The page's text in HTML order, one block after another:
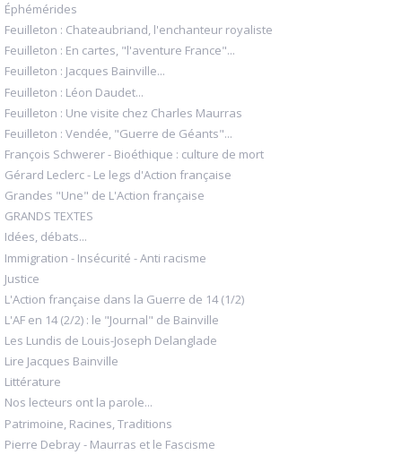
Éphémérides
Feuilleton : Chateaubriand, l'enchanteur royaliste
Feuilleton : En cartes, "l'aventure France"...
Feuilleton : Jacques Bainville...
Feuilleton : Léon Daudet...
Feuilleton : Une visite chez Charles Maurras
Feuilleton : Vendée, "Guerre de Géants"...
François Schwerer - Bioéthique : culture de mort
Gérard Leclerc - Le legs d'Action française
Grandes "Une" de L'Action française
GRANDS TEXTES
Idées, débats...
Immigration - Insécurité - Anti racisme
Justice
L'Action française dans la Guerre de 14 (1/2)
L'AF en 14 (2/2) : le "Journal" de Bainville
Les Lundis de Louis-Joseph Delanglade
Lire Jacques Bainville
Littérature
Nos lecteurs ont la parole...
Patrimoine, Racines, Traditions
Pierre Debray - Maurras et le Fascisme